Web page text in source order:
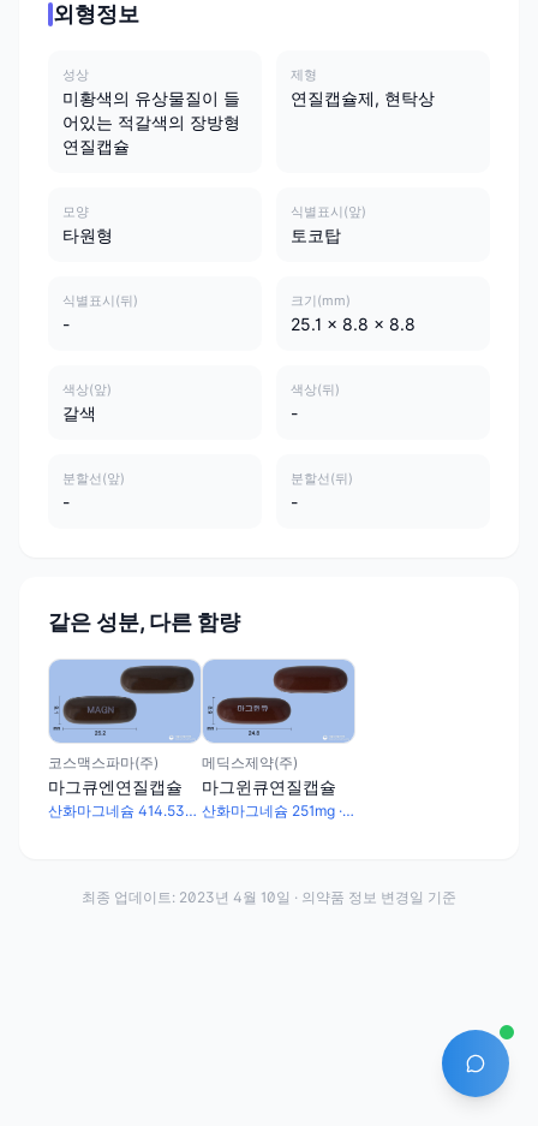
외형정보
성상
미황색의 유상물질이 들
어있는 적갈색의 장방형
연질캡슐
제형
연질캡슐제, 현탁상
모양
타원형
식별표시(앞)
토코탑
식별표시(뒤)
-
크기(mm)
25.1 x 8.8 x 8.8
색상(앞)
갈색
색상(뒤)
-
분할선(앞)
-
분할선(뒤)
-
같은 성분, 다른 함량
코스맥스파마(주)
마그큐엔연질캡슐
산화마그네슘 414.53mg · 토코페롤아세테이트 300mg · 피리독신염산염 50mg · 티아민질산염 50mg · 감마-오리자놀 5mg
메딕스제약(주)
마그윈큐연질캡슐
산화마그네슘 251mg · 토코페롤아세테이트 500mg · 감마-오리자놀 5mg · 피리독신염산염 50mg · 티아민질산염 50mg
AI 에이
최종 업데이트: 2023년 4월 10일 · 의약품 정보 변경일 기준